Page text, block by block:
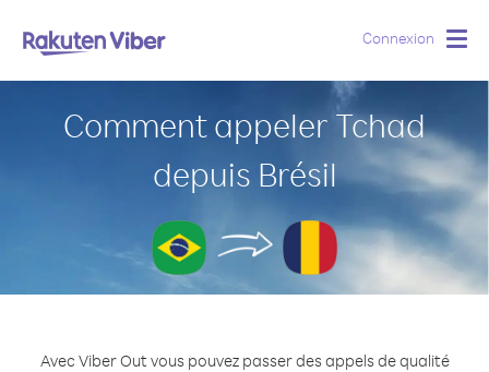
Connexion
Comment appeler Tchad
depuis Brésil
Avec Viber Out vous pouvez passer des appels de qualité